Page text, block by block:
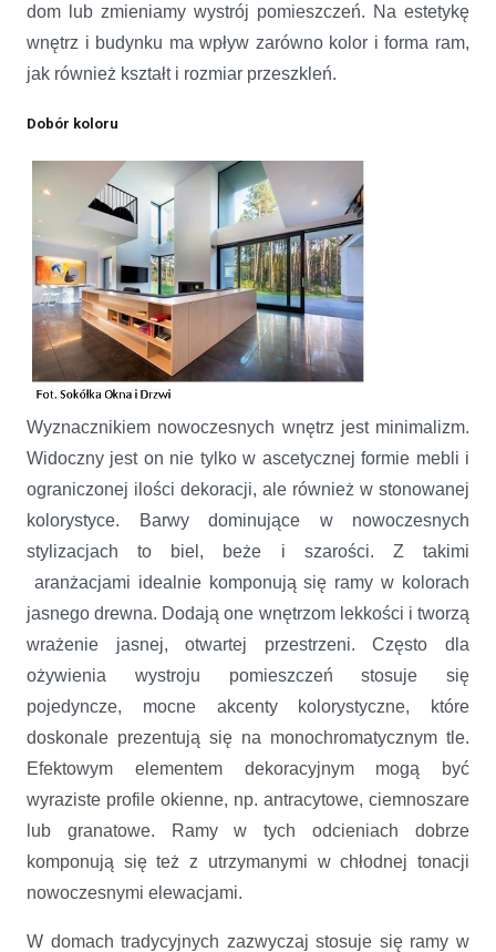
dom lub zmieniamy wystrój pomieszczeń. Na estetykę
wnętrz i budynku ma wpływ zarówno kolor i forma ram,
jak również kształt i rozmiar przeszkleń.
Dobór koloru
Wyznacznikiem nowoczesnych wnętrz jest minimalizm.
Widoczny jest on nie tylko w ascetycznej formie mebli i
ograniczonej ilości dekoracji, ale również w stonowanej
kolorystyce. Barwy dominujące w nowoczesnych
stylizacjach to biel, beże i szarości. Z takimi
aranżacjami idealnie komponują się ramy w kolorach
jasnego drewna. Dodają one wnętrzom lekkości i tworzą
wrażenie jasnej, otwartej przestrzeni. Często dla
ożywienia wystroju pomieszczeń stosuje się
pojedyncze, mocne akcenty kolorystyczne, które
doskonale prezentują się na monochromatycznym tle.
Efektowym elementem dekoracyjnym mogą być
wyraziste profile okienne, np. antracytowe, ciemnoszare
lub granatowe. Ramy w tych odcieniach dobrze
komponują się też z utrzymanymi w chłodnej tonacji
nowoczesnymi elewacjami.
W domach tradycyjnych zazwyczaj stosuje się ramy w